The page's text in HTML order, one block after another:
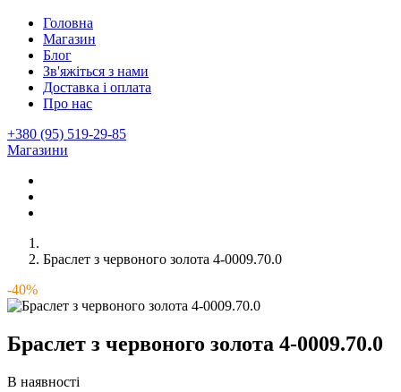
Головна
Магазин
Блог
Зв'яжіться з нами
Доставка і оплата
Про нас
+380 (95) 519-29-85
Магазини
Браслет з червоного золота 4-0009.70.0
-40%
Браслет з червоного золота 4-0009.70.0
В наявності